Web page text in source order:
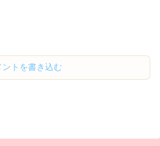
ントを書き込む